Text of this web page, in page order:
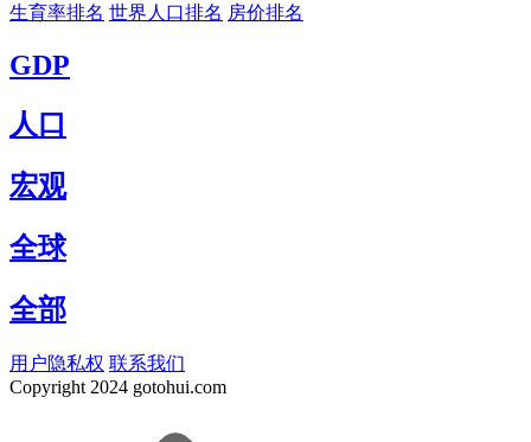
生育率排名 世界人口排名 房价排名
GDP
人口
宏观
全球
全部
用户隐私权 联系我们
Copyright 2024 gotohui.com